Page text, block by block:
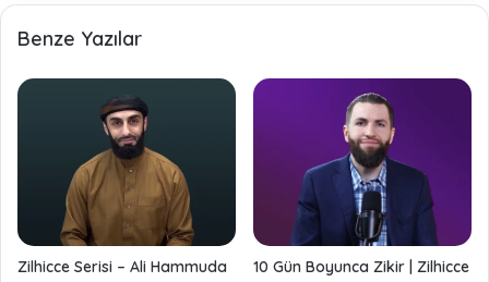
Benze Yazılar
Zilhicce Serisi – Ali Hammuda
10 Gün Boyunca Zikir | Zilhicce